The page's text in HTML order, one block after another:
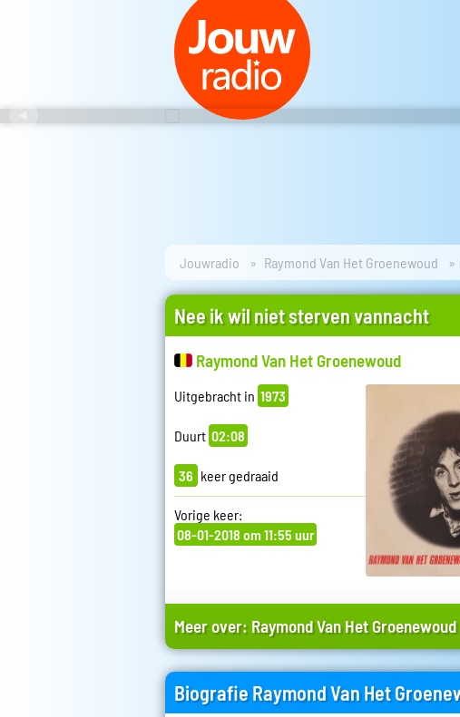
Jouwradio Raymond Van Het Groenewoud
Nee ik wil niet sterven vannacht
Raymond Van Het Groenewoud
Uitgebracht in 1973
Duurt 02:08
36 keer gedraaid
Vorige keer:
08-01-2018 om 11:55 uur
Meer over: Raymond Van Het Groenewoud
Biografie Raymond Van Het